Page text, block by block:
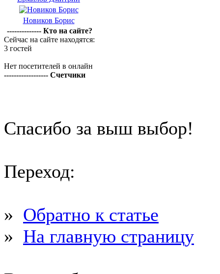
Новиков Борис
-------------- Кто на сайте?
Сейчас на сайте находятся:
3 гостей
Нет посетителей в онлайн
------------------ Счетчики
Спасибо за выш выбор!
Переход:
» Обратно к статье
» На главную страницу